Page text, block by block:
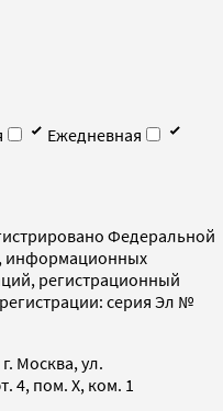
Ежедневная
Федеральной
информационных
регистрационный
серия Эл №
Москва, ул.
4, пом. X, ком. 1